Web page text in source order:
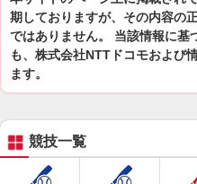
期しておりますが、その内容の
ではありません。 当該情報に基
も、株式会社NTTドコモおよび
ます。
競技一覧